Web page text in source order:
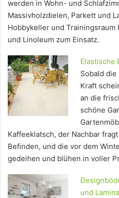
werden in Wohn- und
Massivholzdielen, Parkett und
Hobbykeller und Trainingsraum
und Linoleum zum Einsatz.
Elastische
Sobald
Kraft
an die
schöne
Kaffeeklatsch, der Nachbar
Befinden, und die vor dem
gedeihen und blühen in voller
und